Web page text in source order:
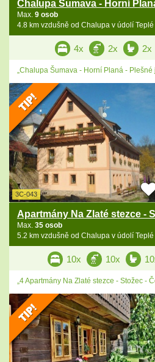
Chalupa Šumava - Horní
Max. 9 osob
4.8 km vzdušně od Chalupa v údolí
4x 2x 2x
„Chalupa Šumava - Horní Planá -
3C-043
Apartmány Na Zlaté stezce -
Max. 35 osob
5.2 km vzdušně od Chalupa v údolí
10x 10x
„4 Apartmány Na Zlaté stezce - Stožec -